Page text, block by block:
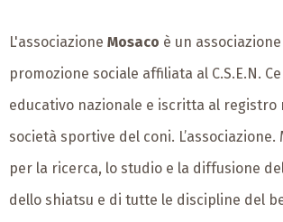
L'associazione Mosaco è un
promozione sociale affiliata al C.S.E.N.
educativo nazionale e iscritta al registro
società sportive del coni. L’associazione.
per la ricerca, lo studio e la diffusione
dello shiatsu e di tutte le discipline del